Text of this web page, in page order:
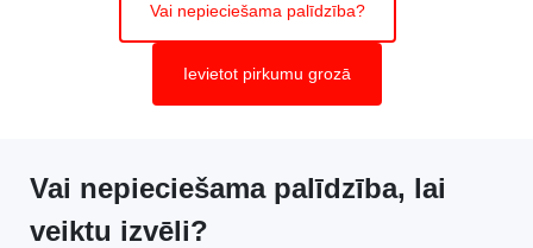
Vai nepieciešama palīdzība?
Ievietot pirkumu grozā
Vai nepieciešama palīdzība, lai
veiktu izvēli?